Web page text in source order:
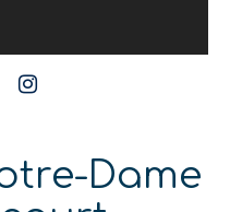
Dame